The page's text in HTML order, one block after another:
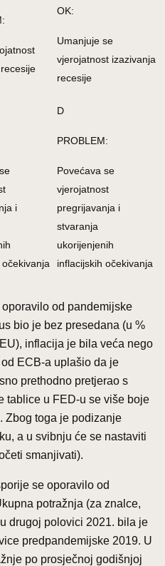
OK:
Umanjuje se
vjerojatnost izazivanja
recesije
i
D
PROBLEM:
Povećava se
vjerojatnost
pregrijavanja i
stvaranja
ukorijenjenih
inflacijskih očekivanja
od pandemijske
bio je bez presedana (u %
inflacija je bila veća nego
ECB-a uplašio da je
prethodno pretjerao s
tablice u FED-u se više boje
Zbog toga je podizanje
a u svibnju će se nastaviti
smanjivati).
se oporavilo od
potražnja (za znalce,
drugoj polovici 2021. bila je
predpandemijske 2019. U
po prosječnoj godišnjoj